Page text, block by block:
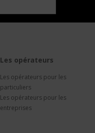
Les opérateurs
Les opérateurs pour les
particuliers
Les opérateurs pour les
entreprises